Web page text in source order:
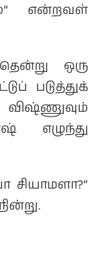
என்றவள்
ஒரு
படுத்துக்
எழுந்து